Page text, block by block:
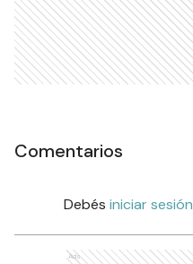
Comentarios
Debés iniciar sesión
Ads